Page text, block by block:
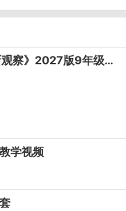
2026秋化学《思维新观察》2027版9年级全一册PDF电子版下载
学视频